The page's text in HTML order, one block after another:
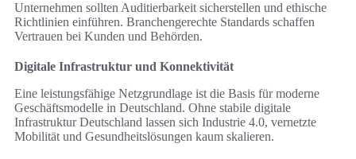
Unternehmen sollten Auditierbarkeit sicherstellen und ethische
Richtlinien einführen. Branchengerechte Standards schaffen
Vertrauen bei Kunden und Behörden.
Digitale Infrastruktur und Konnektivität
Eine leistungsfähige Netzgrundlage ist die Basis für moderne
Geschäftsmodelle in Deutschland. Ohne stabile digitale
Infrastruktur Deutschland lassen sich Industrie 4.0, vernetzte
Mobilität und Gesundheitslösungen kaum skalieren.